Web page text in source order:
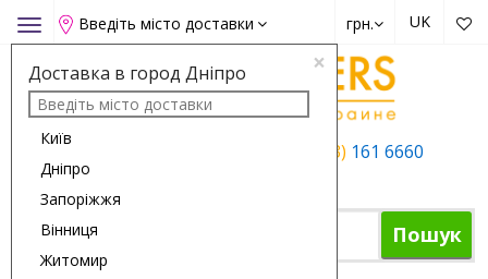
Toggle
navigation
Введіть місто доставки
×
Доставка в город Дніпро
Київ
Дніпро
Запоріжжя
Вінниця
Житомир
UK
грн.
+38 (063) 161 6660
Пошук